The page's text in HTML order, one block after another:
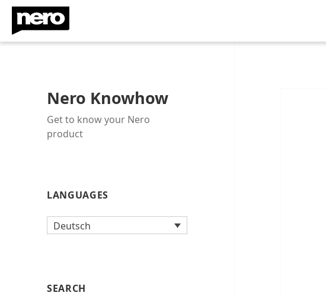
Nero Knowhow
Get to know your Nero
product
LANGUAGES
Deutsch
SEARCH